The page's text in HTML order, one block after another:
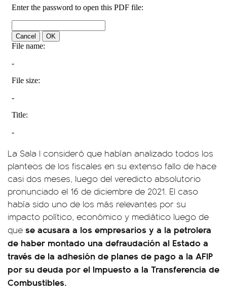
La Sala I consideró que habían analizado todos los
planteos de los fiscales en su extenso fallo de hace
casi dos meses, luego del veredicto absolutorio
pronunciado el 16 de diciembre de 2021. El caso
había sido uno de los más relevantes por su
impacto político, económico y mediático luego de
que se acusara a los empresarios y a la petrolera
de haber montado una defraudación al Estado a
través de la adhesión de planes de pago a la AFIP
por su deuda por el Impuesto a la Transferencia de
Combustibles.